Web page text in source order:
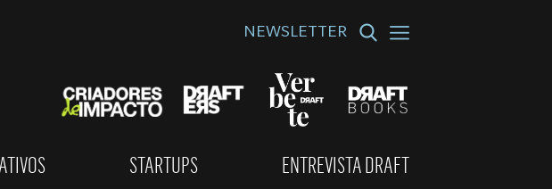
NEWSLETTER
STARTUPS ENTREVISTA DRAFT